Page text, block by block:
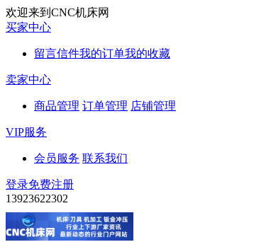
欢迎来到CNC机床网
买家中心
留言信件我的订单我的收藏
卖家中心
商品管理 订单管理 店铺管理
VIP服务
会员服务 联系我们
登录免费注册
13923622302